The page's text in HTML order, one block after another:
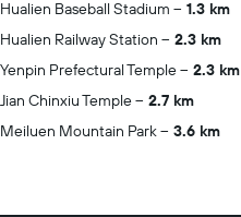
Hualien Baseball Stadium
1.3 km
Hualien Railway Station
2.3 km
Yenpin Prefectural Temple
2.3 km
Jian Chinxiu Temple
2.7 km
Meiluen Mountain Park
3.6 km